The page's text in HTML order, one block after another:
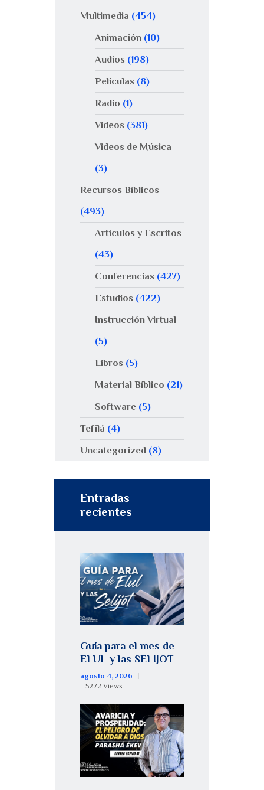
Multimedia (454)
Animación(10)
Audios (198)
Películas (8)
Radio (1)
Videos (381)
Videos de Música
(3)
Recursos Bíblicos
(493)
Artículos y Escritos
(43)
Conferencias (427)
Estudios (422)
Instrucción Virtual
(5)
Libros (5)
Material Bíblico (21)
Software(5)
Tefilá (4)
Uncategorized (8)
Entradas
recientes
Guía para el mes de
ELUL y las SELIJOT
agosto 4, 2026
5272 Views